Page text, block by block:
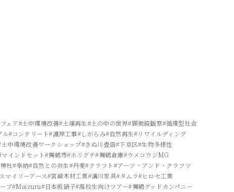
ェア#土中環境改善#土壌再生#土の中の世界#顕微鏡観察#循環型社会
ル#コンクリート#護岸工事#しがらみ#自然再生#リワイルディング
中環境改善ワークショップ#きぬ川畳店#下京区#生物多様性
マインドセット#舞鶴市#ホリグチ#舞鶴倉庫#ウメコウジMG
社#奉納#自然との共生#丹菱#クラフト#アーツ・アンド・クラフツ
マイリーアース#宮崎木材工業#溝川家具#タムラ#ヒロセ工業
ブ#Maizuru#日本板硝子#高校生向けツアー#舞鶴グッドカンパニー